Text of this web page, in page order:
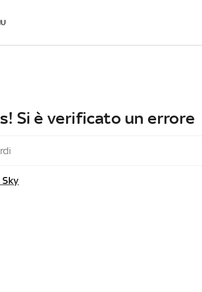
Si è verificato un errore